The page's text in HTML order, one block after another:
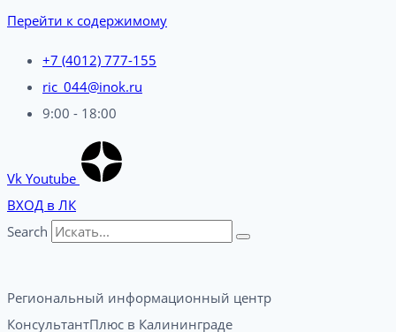
Перейти к содержимому
+7 (4012) 777-155
ric_044@inok.ru
9:00 - 18:00
Vk Youtube
ВХОД в ЛК
Search
Региональный информационный центр
КонсультантПлюс в Калининграде​